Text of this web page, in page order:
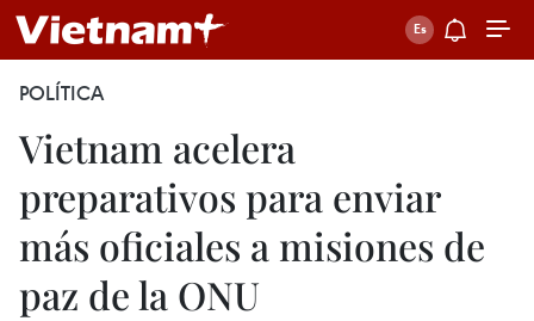
POLÍTICA
Vietnam acelera
preparativos para enviar
más oficiales a misiones de
paz de la ONU